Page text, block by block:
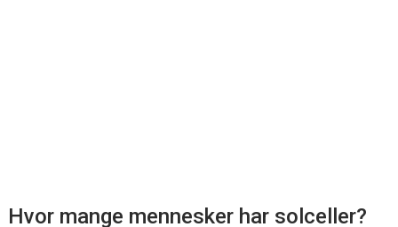
Hvor mange mennesker har solceller?